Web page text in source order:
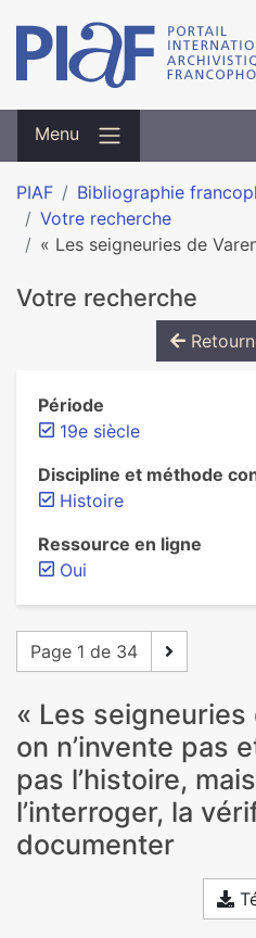
Menu
PIAF
Bibliographie
Votre recherche
« Les seigneuries de
Votre recherche
Période
19e siècle
Discipline et méthode
Histoire
Ressource en ligne
Oui
Page 1 de 34
« Les seigneuries
on n’invente pas
pas l’histoire,
l’interroger, la
documenter